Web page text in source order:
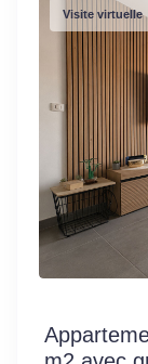
Visite virtuelle